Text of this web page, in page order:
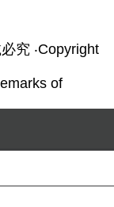
究 ‧Copyright
of